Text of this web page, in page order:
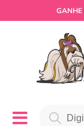
GANHE